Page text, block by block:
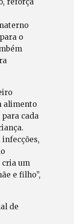
reforça
o
alimento
cada
cria um
e filho”,
de